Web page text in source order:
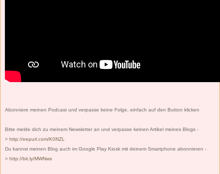
Abonniere meinen Podcast und verpasse keine Folge, einfach auf den Button klicken
Bitte melde dich zu meinem Newsletter an und verpasse keinen Artikel meines Blogs -
> http://eepurl.com/K0NZL
Du kannst meinen Blog auch im Google Play Kiosk mit deinem Smartphone abonnieren -
> http://bit.ly/MWNws